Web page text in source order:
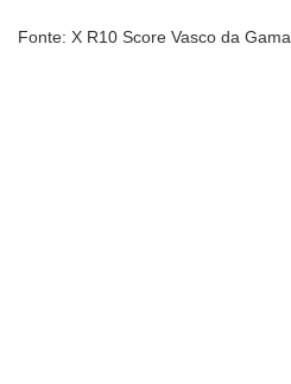
Fonte: X R10 Score Vasco da Gama